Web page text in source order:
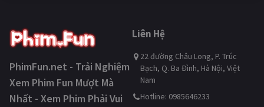
PhimFun.net - Trải Nghiệm
Xem Phim Fun Mượt Mà
Nhất - Xem Phim Phải Vui
Liên Hệ
22 đường Châu Long, P. Trúc
Bạch, Q. Ba Đình, Hà Nội, Việt
Nam
Hotline: 0985646233